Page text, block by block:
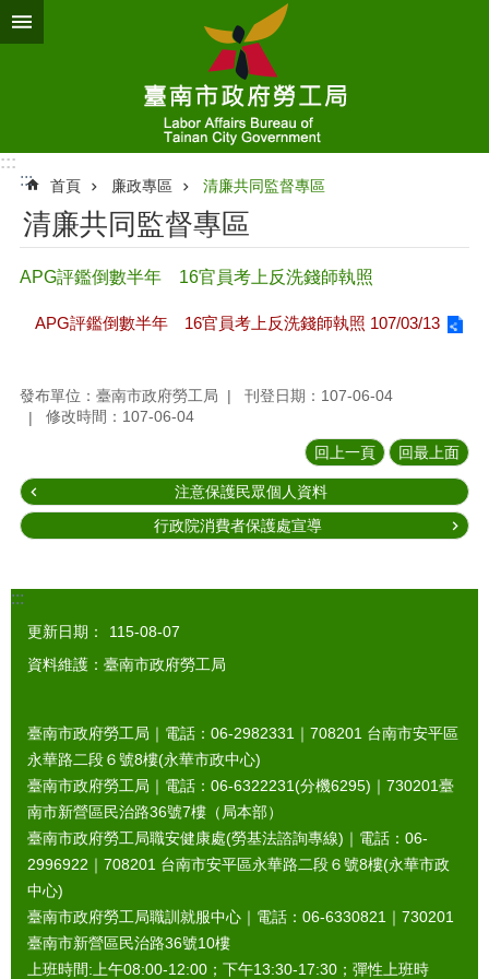
跳到主要內容區塊
:::
:::
首頁 廉政專區 清廉共同監督專區
清廉共同監督專區
APG評鑑倒數半年 16官員考上反洗錢師執照
APG評鑑倒數半年 16官員考上反洗錢師執照 107/03/13
發布單位：臺南市政府勞工局
刊登日期：107-06-04
修改時間：107-06-04
回上一頁 回最上面
注意保護民眾個人資料
行政院消費者保護處宣導
:::
更新日期：
115-08-07
資料維護：臺南市政府勞工局
臺南市政府勞工局｜電話：06-2982331｜ 708201 台南市安平區
永華路二段６號8樓(永華市政中心)
臺南市政府勞工局｜電話：06-6322231(分機6295)｜ 730201臺
南市新營區民治路36號7樓（局本部）
臺南市政府勞工局職安健康處(勞基法諮詢專線)｜電話：06-
2996922｜ 708201 台南市安平區永華路二段６號8樓(永華市政
中心)
臺南市政府勞工局職訓就服中心｜電話：06-6330821｜ 730201
臺南市新營區民治路36號10樓
上班時間:上午08:00-12:00；下午13:30-17:30；彈性上班時